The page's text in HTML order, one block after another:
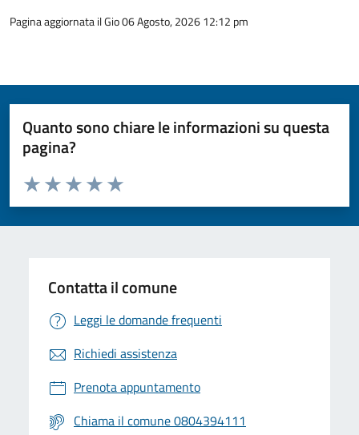
Pagina aggiornata il Gio 06 Agosto, 2026 12:12 pm
Quanto sono chiare le informazioni su questa
pagina?
Valuta da 1 a 5 stelle la pagina
Valuta 5 stelle su 5
Valuta 4 stelle su 5
Valuta 3 stelle su 5
Valuta 2 stelle su 5
Valuta 1 stelle su 5
Contatta il comune
Leggi le domande frequenti
Richiedi assistenza
Prenota appuntamento
Chiama il comune 0804394111